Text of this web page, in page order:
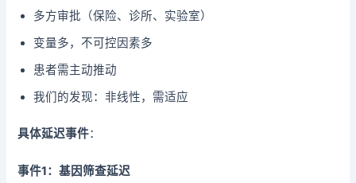
多方审批（保险、诊所、实验室）
变量多，不可控因素多
患者需主动推动
我们的发现：非线性，需适应
具体延迟事件：
事件1：基因筛查延迟